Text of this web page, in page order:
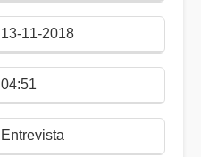
13-11-2018
04:51
Entrevista